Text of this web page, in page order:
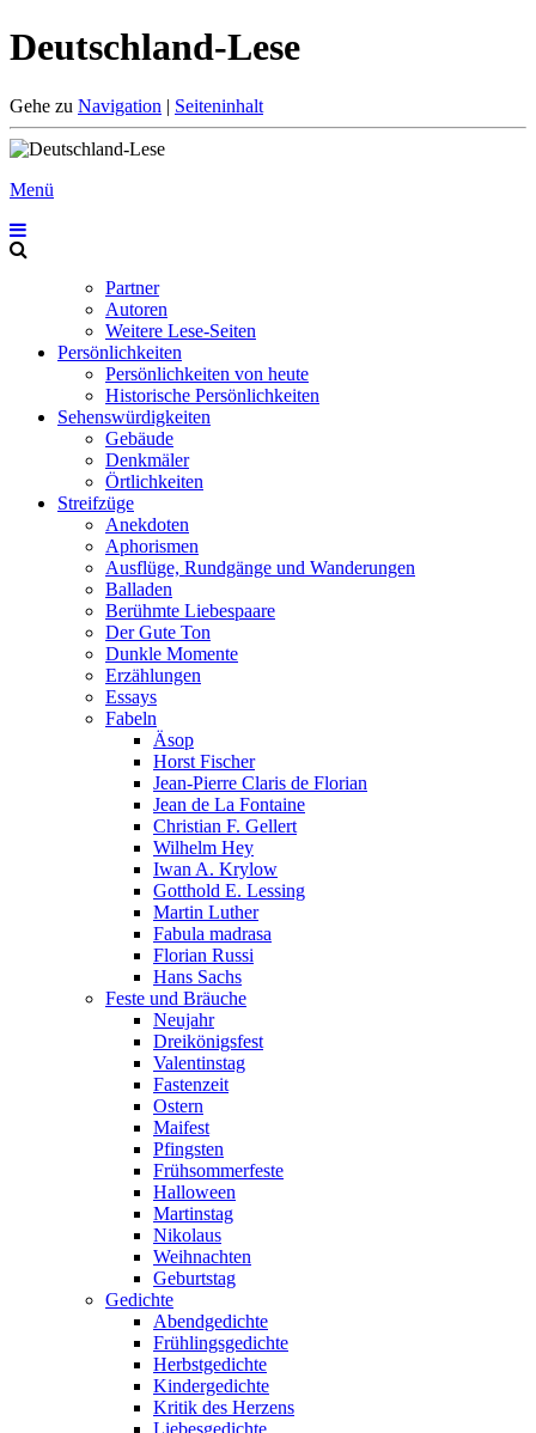
Deutschland-Lese
Gehe zu Navigation | Seiteninhalt
Menü
Partner
Autoren
Weitere Lese-Seiten
Persönlichkeiten
Persönlichkeiten von heute
Historische Persönlichkeiten
Sehenswürdigkeiten
Gebäude
Denkmäler
Örtlichkeiten
Streifzüge
Anekdoten
Aphorismen
Ausflüge, Rundgänge und Wanderungen
Balladen
Berühmte Liebespaare
Der Gute Ton
Dunkle Momente
Erzählungen
Essays
Fabeln
Äsop
Horst Fischer
Jean-Pierre Claris de Florian
Jean de La Fontaine
Christian F. Gellert
Wilhelm Hey
Iwan A. Krylow
Gotthold E. Lessing
Martin Luther
Fabula madrasa
Florian Russi
Hans Sachs
Feste und Bräuche
Neujahr
Dreikönigsfest
Valentinstag
Fastenzeit
Ostern
Maifest
Pfingsten
Frühsommerfeste
Halloween
Martinstag
Nikolaus
Weihnachten
Geburtstag
Gedichte
Abendgedichte
Frühlingsgedichte
Herbstgedichte
Kindergedichte
Kritik des Herzens
Liebesgedichte